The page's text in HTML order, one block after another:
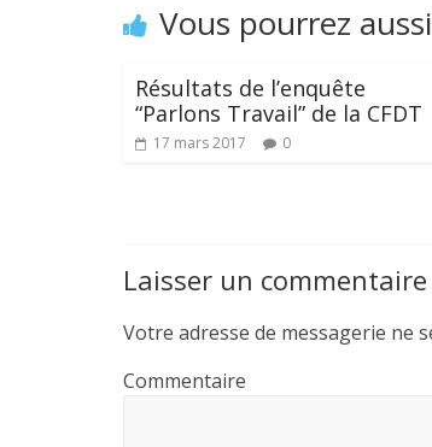
Vous pourrez
Résultats de l’enquête
“Parlons Travail” de la CFDT
17 mars 2017 0
Laisser un commentaire
Votre adresse de messagerie ne
Commentaire